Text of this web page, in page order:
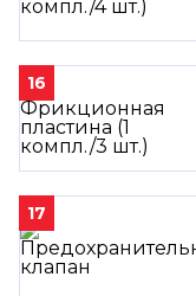
16
17